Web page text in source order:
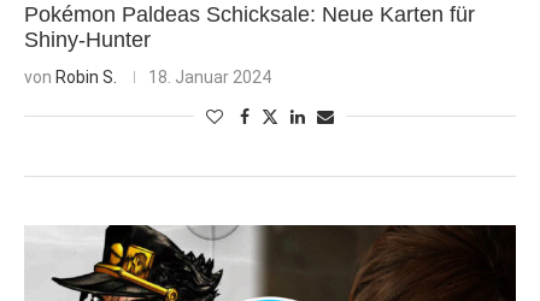
Pokémon Paldeas Schicksale: Neue Karten für
Shiny-Hunter
von Robin S. 18. Januar 2024